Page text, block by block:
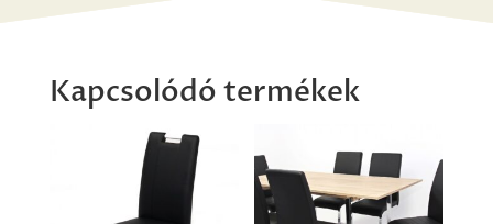
Kapcsolódó termékek